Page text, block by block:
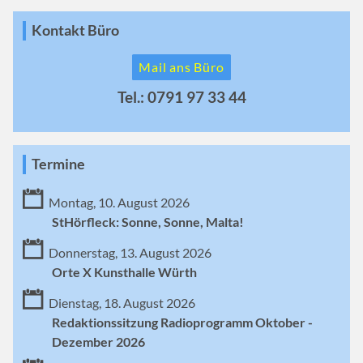
Kontakt Büro
Mail ans Büro
Tel.: 0791 97 33 44
Termine
Montag, 10. August 2026
StHörfleck: Sonne, Sonne, Malta!
Donnerstag, 13. August 2026
Orte X Kunsthalle Würth
Dienstag, 18. August 2026
Redaktionssitzung Radioprogramm Oktober -
Dezember 2026